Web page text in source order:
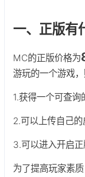
一、正版有
MC的正版价格为
游玩的一个游戏
1.获得一个可查询
2.可以上传自己的
3.可以进入开启
为了提高玩家素